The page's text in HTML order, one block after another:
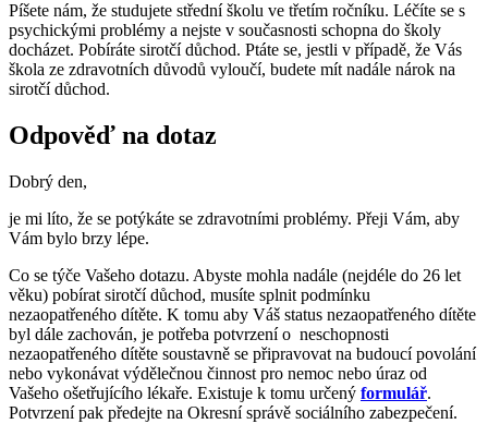
Píšete nám, že studujete střední školu ve třetím ročníku. Léčíte se s
psychickými problémy a nejste v současnosti schopna do školy
docházet. Pobíráte sirotčí důchod. Ptáte se, jestli v případě, že Vás
škola ze zdravotních důvodů vyloučí, budete mít nadále nárok na
sirotčí důchod.
Odpověď na dotaz
Dobrý den,
je mi líto, že se potýkáte se zdravotními problémy. Přeji Vám, aby
Vám bylo brzy lépe.
Co se týče Vašeho dotazu. Abyste mohla nadále (nejdéle do 26 let
věku) pobírat sirotčí důchod, musíte splnit podmínku
nezaopatřeného dítěte. K tomu aby Váš status nezaopatřeného dítěte
byl dále zachován, je potřeba potvrzení o neschopnosti
nezaopatřeného dítěte soustavně se připravovat na budoucí povolání
nebo vykonávat výdělečnou činnost pro nemoc nebo úraz od
Vašeho ošetřujícího lékaře. Existuje k tomu určený formulář.
Potvrzení pak předejte na Okresní správě sociálního zabezpečení.